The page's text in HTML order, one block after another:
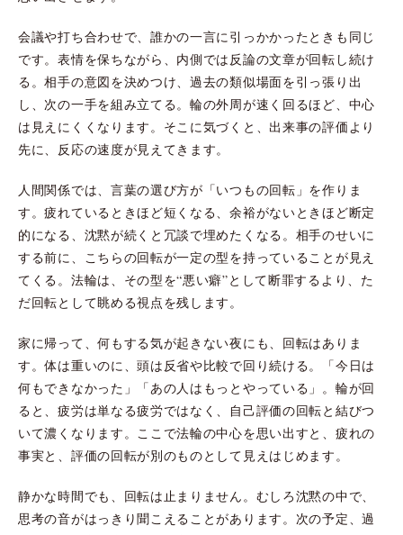
会議や打ち合わせで、誰かの一言に引っかかったときも同じ
です。表情を保ちながら、内側では反論の文章が回転し続け
る。相手の意図を決めつけ、過去の類似場面を引っ張り出
し、次の一手を組み立てる。輪の外周が速く回るほど、中心
は見えにくくなります。そこに気づくと、出来事の評価より
先に、反応の速度が見えてきます。
人間関係では、言葉の選び方が「いつもの回転」を作りま
す。疲れているときほど短くなる、余裕がないときほど断定
的になる、沈黙が続くと冗談で埋めたくなる。相手のせいに
する前に、こちらの回転が一定の型を持っていることが見え
てくる。法輪は、その型を“悪い癖”として断罪するより、た
だ回転として眺める視点を残します。
家に帰って、何もする気が起きない夜にも、回転はありま
す。体は重いのに、頭は反省や比較で回り続ける。「今日は
何もできなかった」「あの人はもっとやっている」。輪が回
ると、疲労は単なる疲労ではなく、自己評価の回転と結びつ
いて濃くなります。ここで法輪の中心を思い出すと、疲れの
事実と、評価の回転が別のものとして見えはじめます。
静かな時間でも、回転は止まりません。むしろ沈黙の中で、
思考の音がはっきり聞こえることがあります。次の予定、過